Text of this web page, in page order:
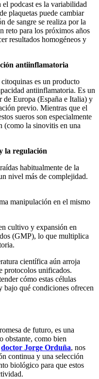
podcast es la variabilidad
plaquetas puede cambiar
de sangre se realiza por la
reto para los próximos años
resultados homogéneos y
antiinflamatoria
es un producto
antiinflamatoria. Es un
de Europa (España e Italia) y
previo. Mientras que el
sueros son especialmente
(como la sinovitis en una
la regulación
habitualmente de la
nivel más de complejidad.
manipulación en el mismo
cultivo y expansión en
(GMP), lo que multiplica
científica aún arroja
protocolos unificados.
cómo estas células
bajo qué condiciones ofrecen
de futuro, es una
obstante, como bien
doctor Jorge Orduña, nos
continua y una selección
biológico para que estos